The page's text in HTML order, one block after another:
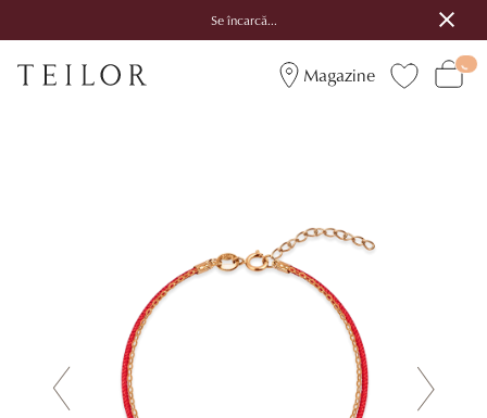
Se încarcă...
Magazine